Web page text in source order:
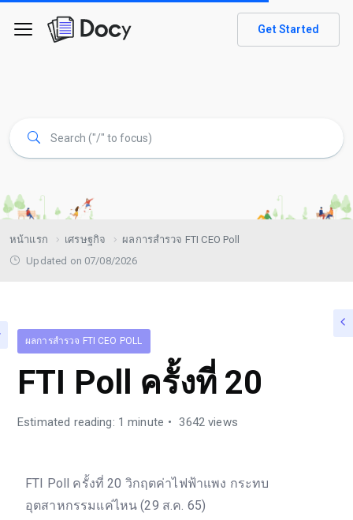
Get Started
หน้าแรก เศรษฐกิจ
ผลการสำรวจ FTI CEO Poll
Updated on 07/08/2026
ผลการสำรวจ FTI CEO POLL
FTI Poll ครั้งที่ 20
Estimated reading: 1 minute 3642 views
FTI Poll ครั้งที่ 20 วิกฤตค่าไฟฟ้าแพง กระทบ
อุตสาหกรรมแค่ไหน (29 ส.ค. 65)